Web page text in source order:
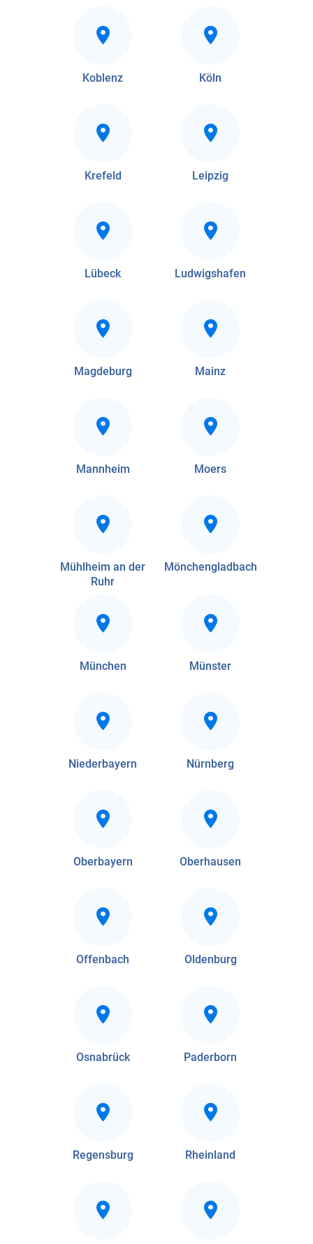
Koblenz Köln
Krefeld Leipzig
Lübeck Ludwigshafen
Magdeburg Mainz
Mannheim Moers
Mühlheim an der
Ruhr
Mönchengladbach
München Münster
Niederbayern Nürnberg
Oberbayern Oberhausen
Offenbach Oldenburg
Osnabrück Paderborn
Regensburg Rheinland